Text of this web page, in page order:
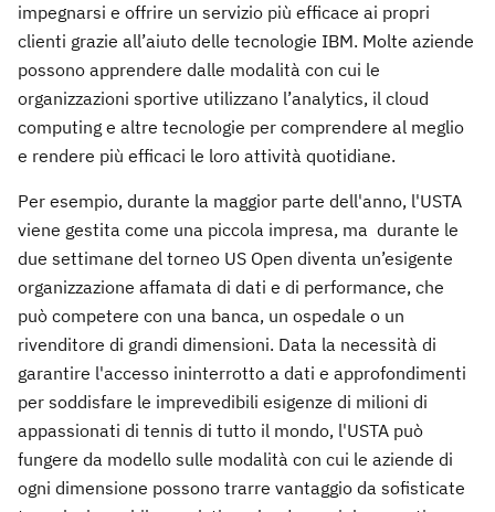
impegnarsi e offrire un servizio più efficace ai propri
clienti grazie all’aiuto delle tecnologie IBM. Molte aziende
possono apprendere dalle modalità con cui le
organizzazioni sportive utilizzano l’analytics, il cloud
computing e altre tecnologie per comprendere al meglio
e rendere più efficaci le loro attività quotidiane.
Per esempio, durante la maggior parte dell'anno, l'USTA
viene gestita come una piccola impresa, ma durante le
due settimane del torneo US Open diventa un’esigente
organizzazione affamata di dati e di performance, che
può competere con una banca, un ospedale o un
rivenditore di grandi dimensioni. Data la necessità di
garantire l'accesso ininterrotto a dati e approfondimenti
per soddisfare le imprevedibili esigenze di milioni di
appassionati di tennis di tutto il mondo, l'USTA può
fungere da modello sulle modalità con cui le aziende di
ogni dimensione possono trarre vantaggio da sofisticate